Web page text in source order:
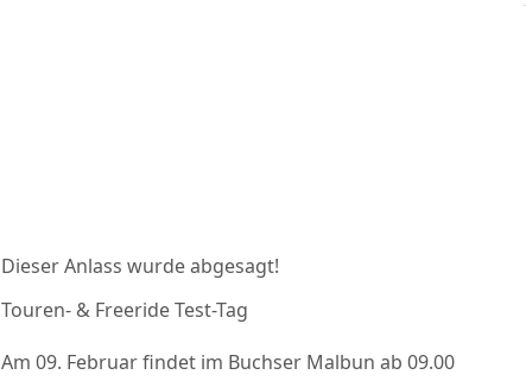
Dieser Anlass wurde abgesagt!
Touren- & Freeride Test-Tag
Am 09. Februar findet im Buchser Malbun ab 09.00